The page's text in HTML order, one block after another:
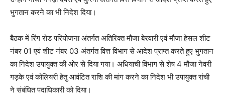
भुगतान करने का भी निदेश दिया।
बैठक में रिंग रोड परियोजना अंतर्गत अतिरिक्त मौजा बेरवारी एवं मौजा हेसल शीट
नंबर 01 एवं शीट नंबर 03 अंतर्गत वित्त विभाग से आदेश प्राप्त करते हुए भुगतान
का निदेश उपायुक्त की ओर से दिया गया। अधियाची विभाग से शेष 4 मौजा नेवरी
गड़के एवं कोलियरी हेतु आवंटित राशि की मांग करने का निदेश भी उपायुक्त रांची
ने संबंधित पदाधिकारी को दिया।